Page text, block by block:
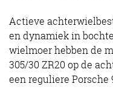
Actieve
en dynamiek in
wielmoer hebben de
305/30 ZR20 op de
een reguliere Porsche